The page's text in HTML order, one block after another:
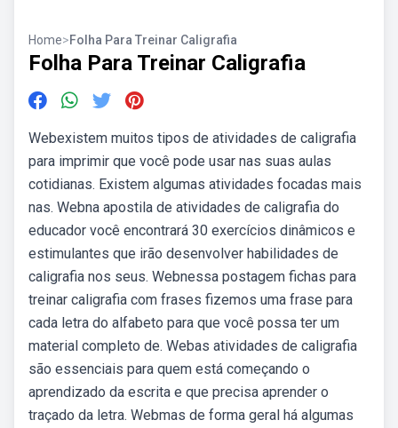
Home>Folha Para Treinar Caligrafia
Folha Para Treinar Caligrafia
Webexistem muitos tipos de atividades de caligrafia
para imprimir que você pode usar nas suas aulas
cotidianas. Existem algumas atividades focadas mais
nas. Webna apostila de atividades de caligrafia do
educador você encontrará 30 exercícios dinâmicos e
estimulantes que irão desenvolver habilidades de
caligrafia nos seus. Webnessa postagem fichas para
treinar caligrafia com frases fizemos uma frase para
cada letra do alfabeto para que você possa ter um
material completo de. Webas atividades de caligrafia
são essenciais para quem está começando o
aprendizado da escrita e que precisa aprender o
traçado da letra. Webmas de forma geral há algumas